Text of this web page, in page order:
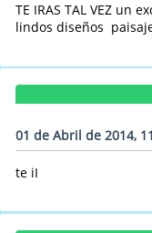
TE IRAS TAL VEZ un
lindos diseños
01 de Abril de 2014,
te iI